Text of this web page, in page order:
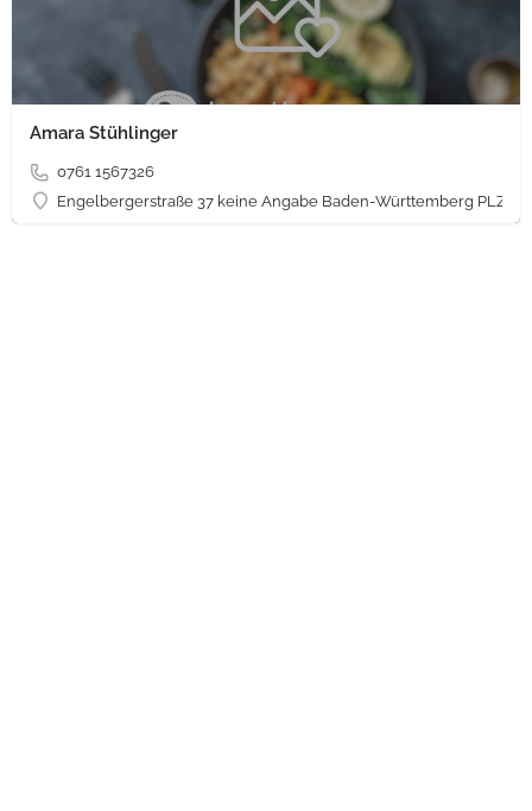
Amara Stühlinger
0761 1567326
Engelbergerstraße 37 keine Angabe Baden-Württemberg PLZ